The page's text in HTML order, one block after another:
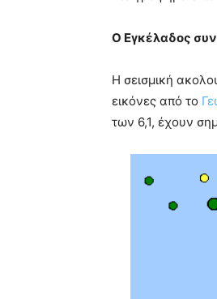
Ο Εγκέλαδος
Η σεισμική
εικόνες από το
των 6,1, έχουν